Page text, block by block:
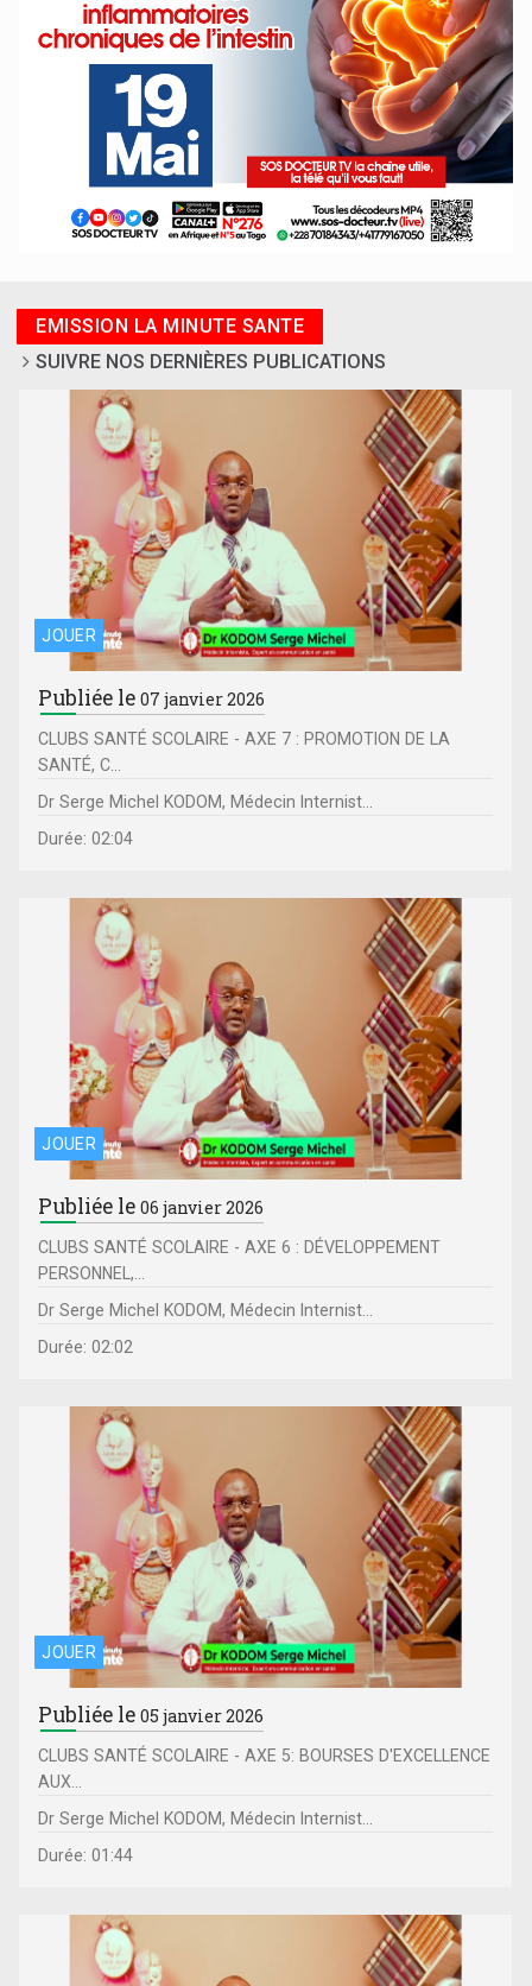
EMISSION LA MINUTE SANTE
SUIVRE NOS DERNIÈRES PUBLICATIONS
JOUER
Publiée le07 janvier 2026
CLUBS SANTÉ SCOLAIRE - AXE 7 : PROMOTION DE LA
SANTÉ, C...
Dr Serge Michel KODOM, Médecin Internist...
Durée: 02:04
JOUER
Publiée le06 janvier 2026
CLUBS SANTÉ SCOLAIRE - AXE 6 : DÉVELOPPEMENT
PERSONNEL,...
Dr Serge Michel KODOM, Médecin Internist...
Durée: 02:02
JOUER
Publiée le05 janvier 2026
CLUBS SANTÉ SCOLAIRE - AXE 5: BOURSES D'EXCELLENCE
AUX...
Dr Serge Michel KODOM, Médecin Internist...
Durée: 01:44